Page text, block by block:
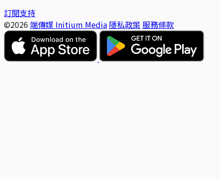
訂閱支持
©2026 端傳媒 Initium Media 隱私政策 服務條款